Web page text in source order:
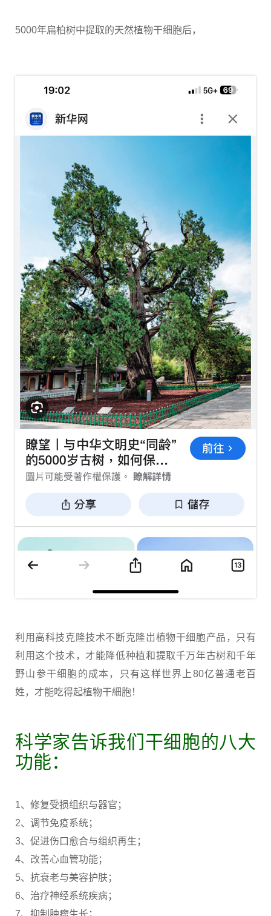
5000年扁柏树中提取的天然植物干细胞后，
利用高科技克隆技术不断克隆岀植物干细胞产品，只有
利用这个技术，才能降低种植和提取千万年古树和千年
野山参干细胞的成本，只有这样世界上80亿普通老百
姓，才能吃得起植物干細胞！
科学家告诉我们干细胞的八大
功能：
1、修复受损组织与器官；
2、调节免疫系统；
3、促进伤口愈合与组织再生；
4、改善心血管功能；
5、抗衰老与美容护肤；
6、治疗神经系统疾病；
7、抑制肿瘤生长；